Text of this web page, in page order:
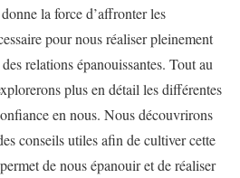
la force d’affronter les
pour nous réaliser pleinement
relations épanouissantes. Tout au
plus en détail les différentes
en nous. Nous découvrirons
conseils utiles afin de cultiver cette
de nous épanouir et de réaliser